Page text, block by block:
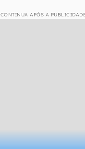
CONTINUA APÓS A